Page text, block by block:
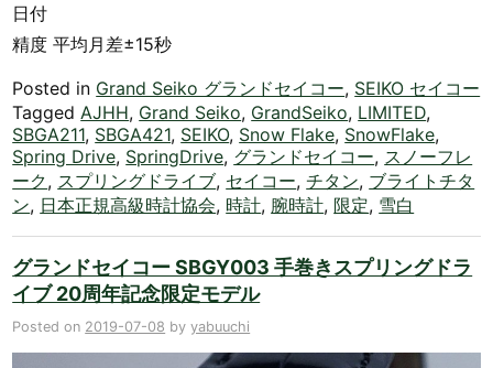
日付
精度 平均月差±15秒
Posted in Grand Seiko グランドセイコー, SEIKO セイコー
Tagged AJHH, Grand Seiko, GrandSeiko, LIMITED,
SBGA211, SBGA421, SEIKO, Snow Flake, SnowFlake,
Spring Drive, SpringDrive, グランドセイコー, スノーフレ
ーク, スプリングドライブ, セイコー,チタン, ブライトチタ
ン, 日本正規高級時計協会, 時計, 腕時計, 限定, 雪白
グランドセイコー SBGY003 手巻きスプリングドラ
イブ 20周年記念限定モデル
Posted on 2019-07-08 byyabuuchi